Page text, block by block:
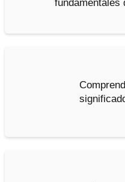
fundamentales